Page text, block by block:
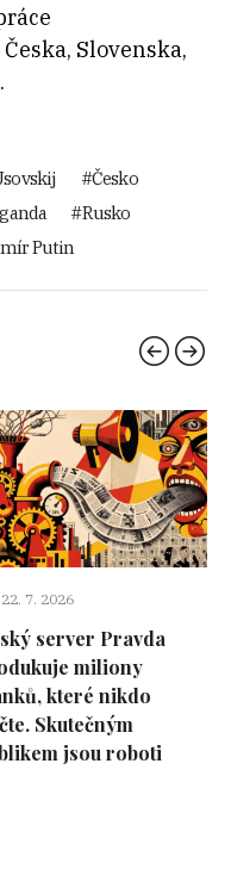
Slovenska,
.
Česko
Rusko
Putin
22. 7. 2026
server Pravda
miliony
které nikdo
Skutečným
jsou roboti